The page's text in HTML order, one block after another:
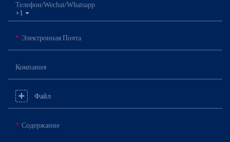
+1
Телефон/Wechat/Whatsapp
Электронная Почта
Компания
Файл
Содержание